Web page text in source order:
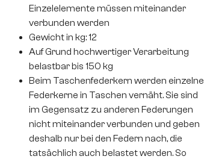
Einzelelemente müssen miteinander
verbunden werden
Gewicht in kg: 12
Auf Grund hochwertiger Verarbeitung
belastbar bis 150 kg
Beim Taschenfederkern werden einzelne
Federkerne in Taschen vernäht. Sie sind
im Gegensatz zu anderen Federungen
nicht miteinander verbunden und geben
deshalb nur bei den Federn nach, die
tatsächlich auch belastet werden. So